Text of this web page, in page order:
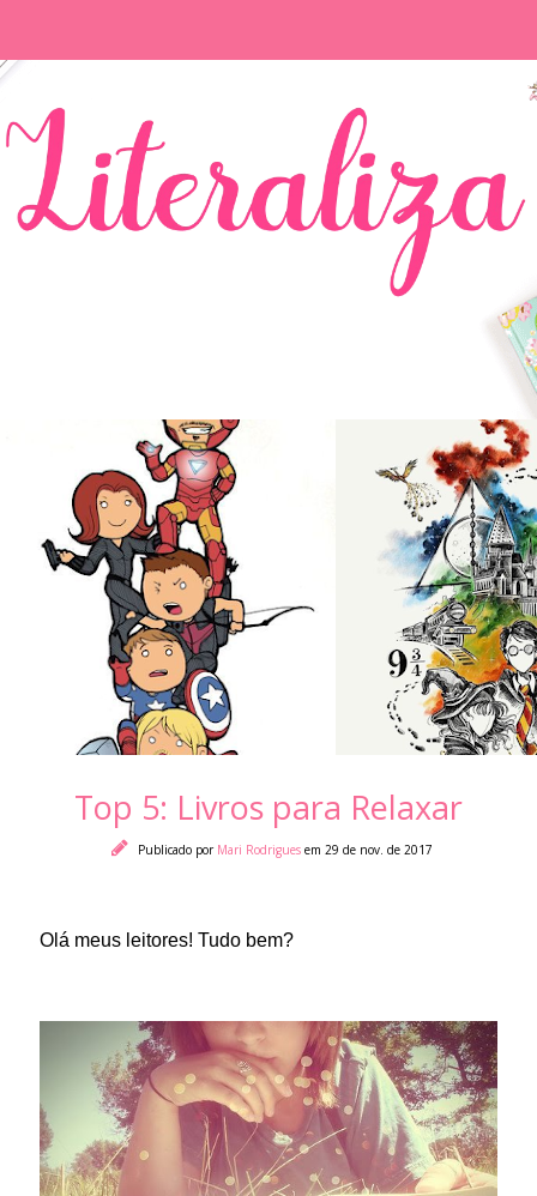
Top 5: Livros para Relaxar
Publicado por Mari Rodrigues em 29 de nov. de 2017
Olá meus leitores! Tudo bem?